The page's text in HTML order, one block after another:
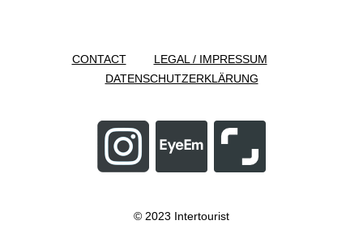
CONTACT
LEGAL / IMPRESSUM
DATENSCHUTZERKLÄRUNG
© 2023 Intertourist